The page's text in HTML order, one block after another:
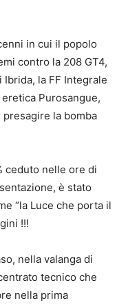
in cui il popolo
contro la 208 GT4,
Ibrida, la FF Integrale
Purosangue,
la bomba
ceduto nelle ore di
è stato
“la Luce che porta il
!!!
nella valanga di
tecnico che
nella prima